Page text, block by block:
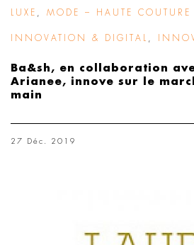
LUXE MODE – HAUTE COUTURE
INNOVATION & DIGITAL
Ba&sh, en collaboration
Arianee, innove sur le
main
27 Déc. 2019